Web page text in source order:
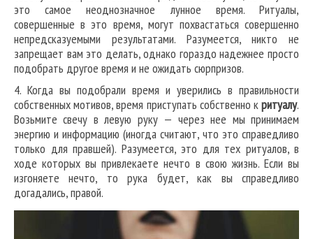
это самое неоднозначное лунное время. Ритуалы,
совершенные в это время, могут похвастаться совершенно
непредсказуемыми результатами. Разумеется, никто не
запрещает вам это делать, однако гораздо надежнее просто
подобрать другое время и не ожидать сюрпризов.
4. Когда вы подобрали время и уверились в правильности
собственных мотивов, время приступать собственно критуалу.
Возьмите свечу в левую руку — через нее мы принимаем
энергию и информацию (иногда считают, что это справедливо
только для правшей). Разумеется, это для тех ритуалов, в
ходе которых вы привлекаете нечто в свою жизнь. Если вы
изгоняете нечто, то рука будет, как вы справедливо
догадались, правой.